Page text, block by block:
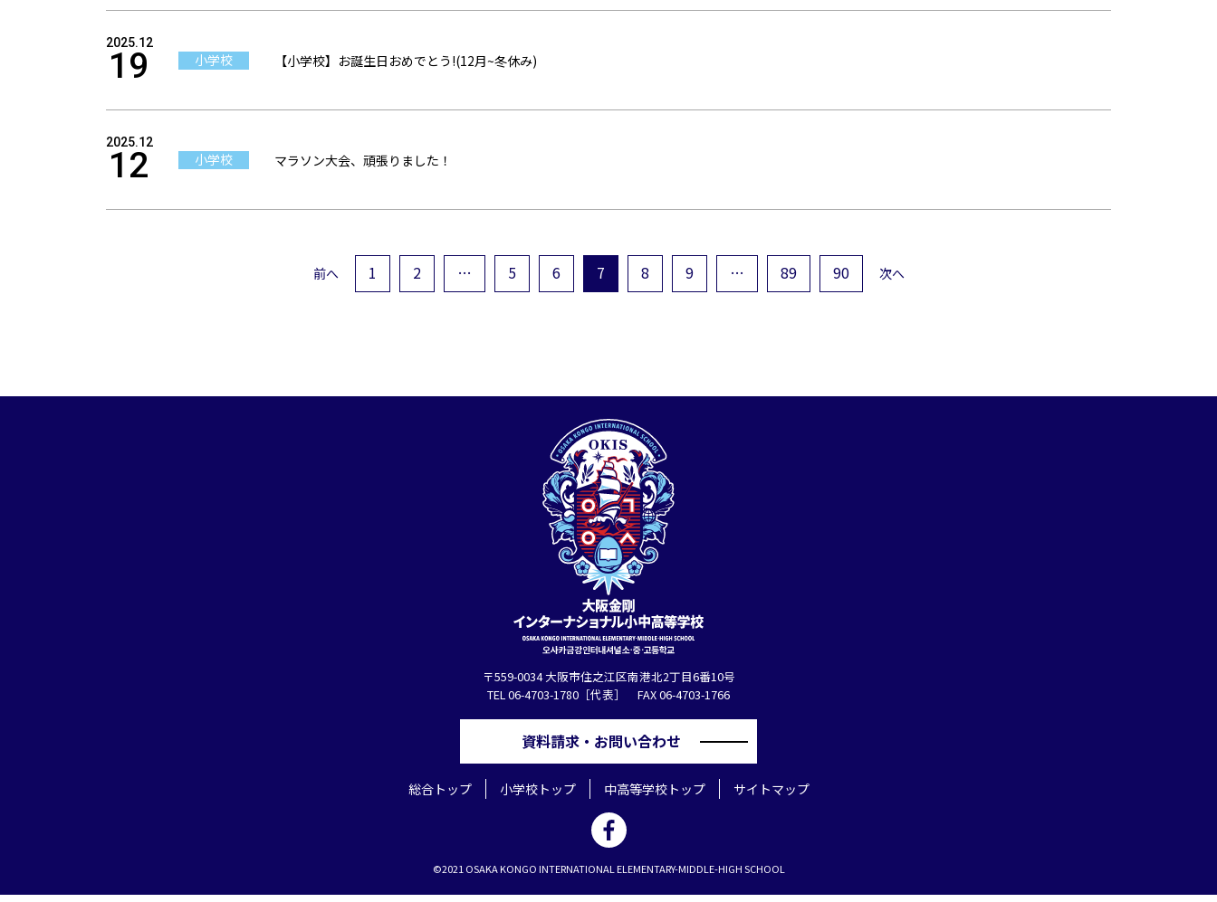
2025.12
19 小学校 【小学校】お誕生日おめでとう!(12月~冬休み)
2025.12
12 小学校 マラソン大会、頑張りました！
前へ 1 2 … 5 6 7 8 9 … 89 90 次へ
〒559-0034 大阪市住之江区南港北2丁目6番10号
TEL 06-4703-1780［代表］ FAX 06-4703-1766
資料請求・お問い合わせ
総合トップ 小学校トップ 中高等学校トップ サイトマップ
©2021 OSAKA KONGO INTERNATIONAL ELEMENTARY-MIDDLE-HIGH SCHOOL